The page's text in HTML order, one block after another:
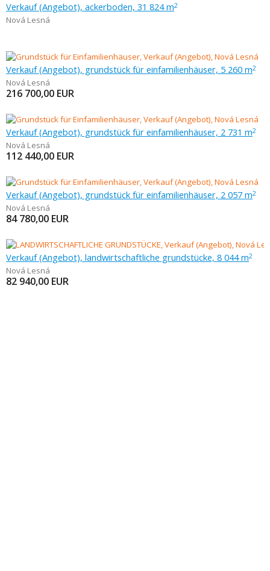
Verkauf (Angebot), ackerboden, 31 824 m2
Nová Lesná
Verkauf (Angebot), grundstück für einfamilienhäuser, 5 260 m2
Nová Lesná
216 700,00 EUR
Verkauf (Angebot), grundstück für einfamilienhäuser, 2 731 m2
Nová Lesná
112 440,00 EUR
Verkauf (Angebot), grundstück für einfamilienhäuser, 2 057 m2
Nová Lesná
84 780,00 EUR
Verkauf (Angebot), landwirtschaftliche grundstücke, 8 044 m2
Nová Lesná
82 940,00 EUR